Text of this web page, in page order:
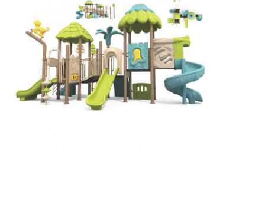
ウォーターパーク設備
ロープクライミングの遊び場
木製の遊び場機器